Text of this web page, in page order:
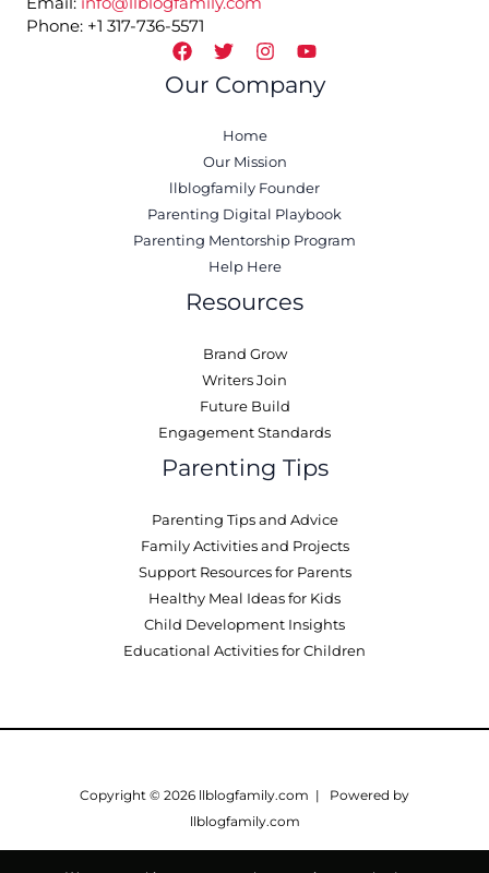
Phone: +1 317-736-5571
Our Company
Home
Our Mission
llblogfamily Founder
Parenting Digital Playbook
Parenting Mentorship Program
Help Here
Resources
Brand Grow
Writers Join
Future Build
Engagement Standards
Parenting Tips
Parenting Tips and Advice
Family Activities and Projects
Support Resources for Parents
Healthy Meal Ideas for Kids
Child Development Insights
Educational Activities for Children
Copyright © 2026 llblogfamily.com | Powered by
llblogfamily.com